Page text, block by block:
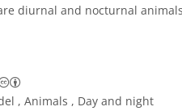
diurnal and nocturnal
Creative Commons
, Animals , Day and night